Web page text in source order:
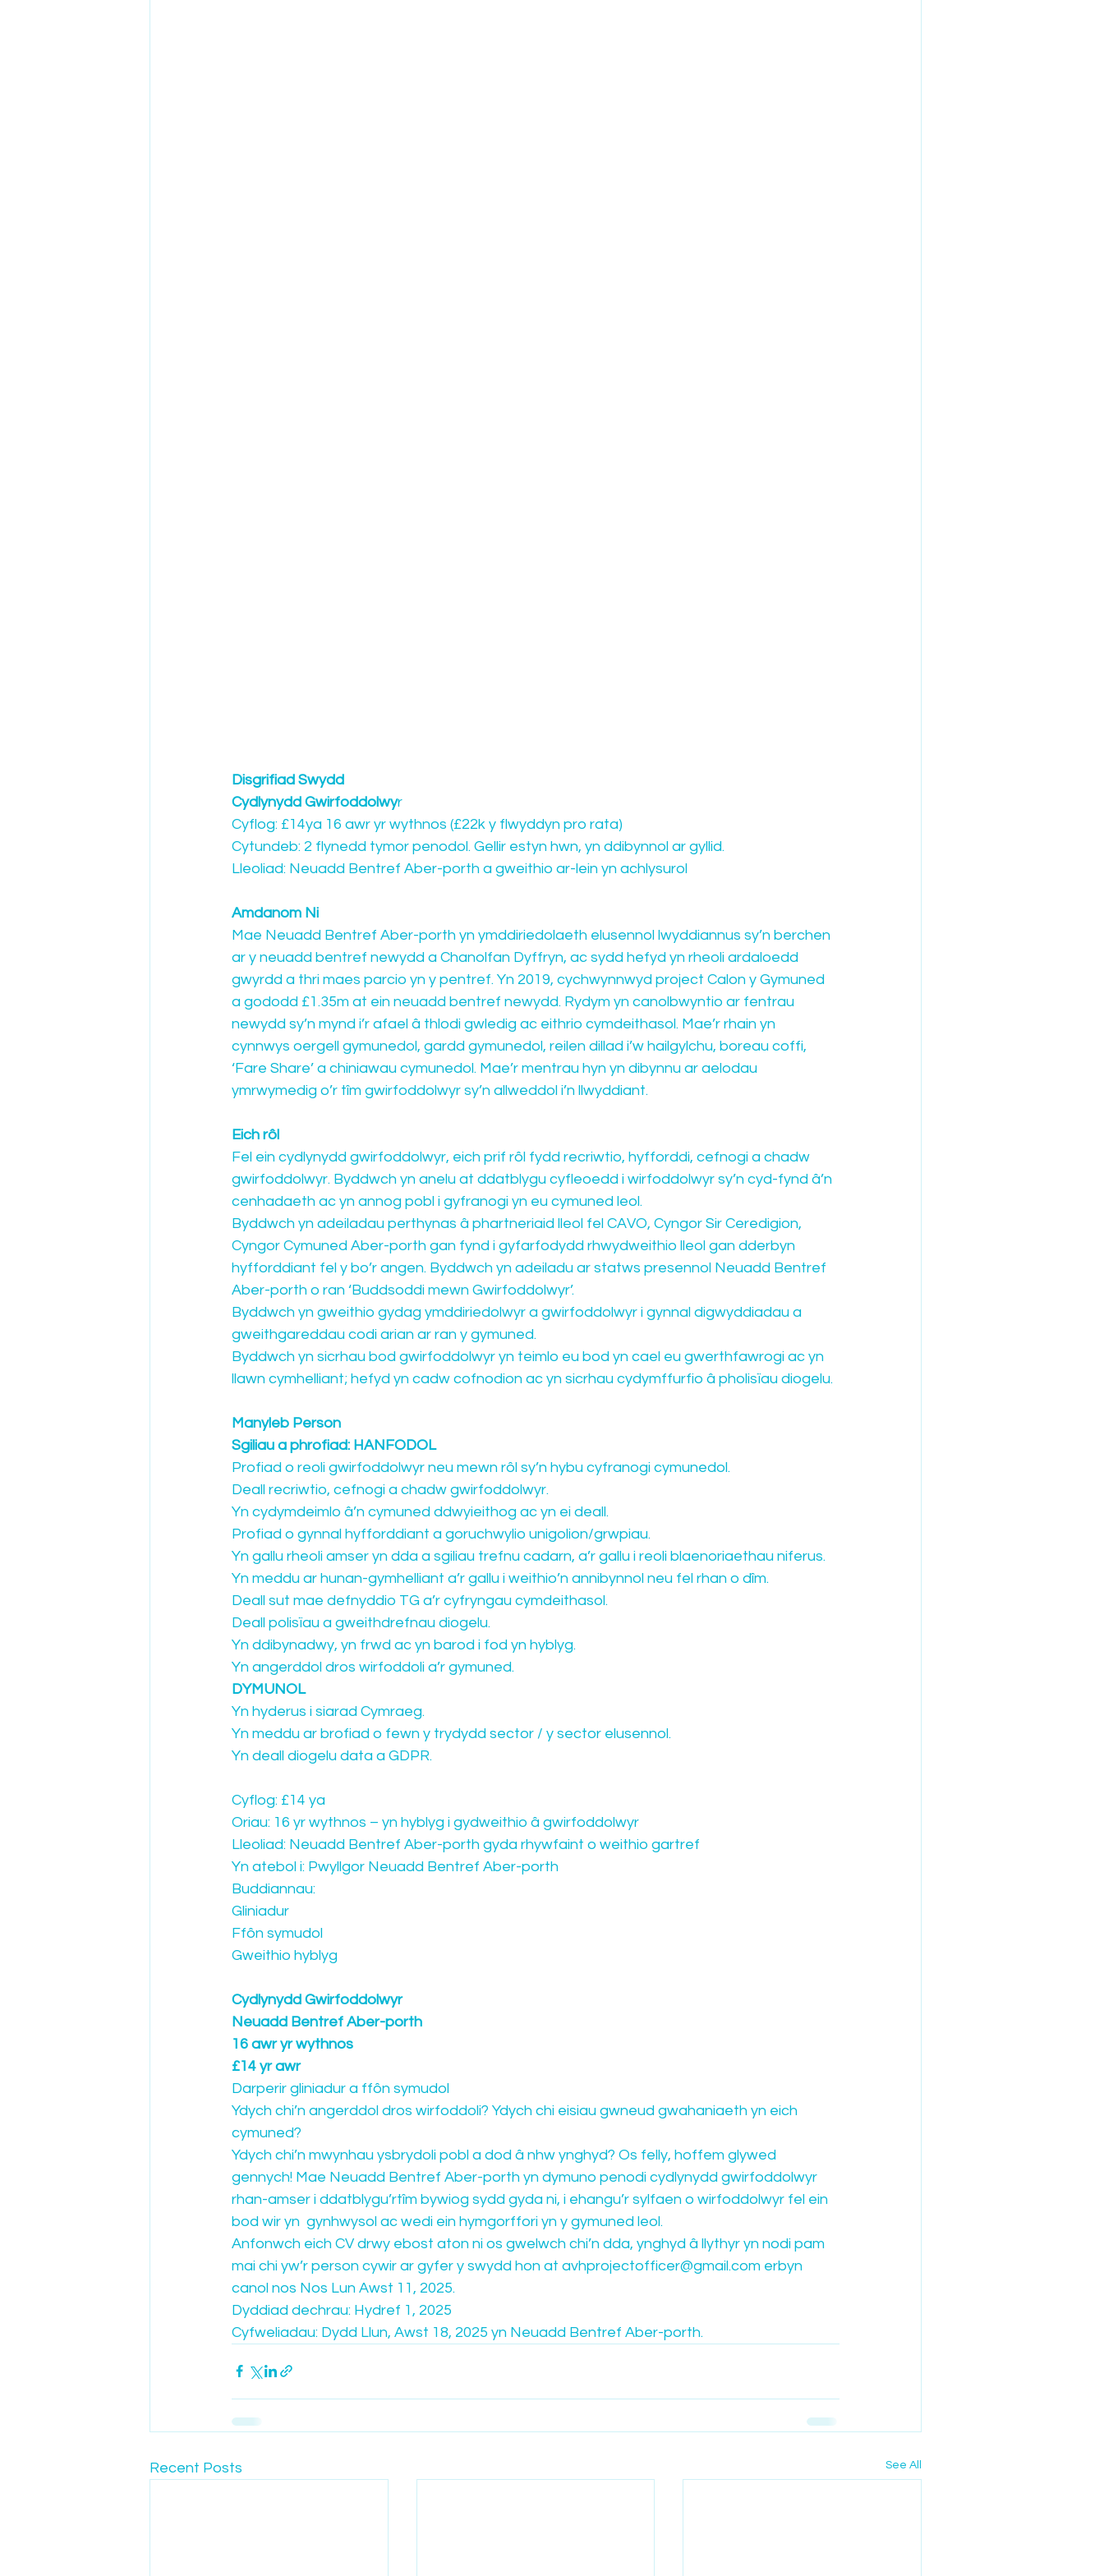
Disgrifiad Swydd
Cydlynydd Gwirfoddolwyr
Cyflog: £14ya 16 awr yr wythnos (£22k y flwyddyn pro rata)
Cytundeb: 2 flynedd tymor penodol. Gellir estyn hwn, yn ddibynnol ar gyllid.
Lleoliad: Neuadd Bentref Aber-porth a gweithio ar-lein yn achlysurol
Amdanom Ni
Mae Neuadd Bentref Aber-porth yn ymddiriedolaeth elusennol lwyddiannus sy’n berchen
ar y neuadd bentref newydd a Chanolfan Dyffryn, ac sydd hefyd yn rheoli ardaloedd
gwyrdd a thri maes parcio yn y pentref. Yn 2019, cychwynnwyd project Calon y Gymuned
a gododd £1.35m at ein neuadd bentref newydd. Rydym yn canolbwyntio ar fentrau
newydd sy’n mynd i’r afael â thlodi gwledig ac eithrio cymdeithasol. Mae’r rhain yn
cynnwys oergell gymunedol, gardd gymunedol, reilen dillad i’w hailgylchu, boreau coffi,
‘Fare Share’ a chiniawau cymunedol. Mae’r mentrau hyn yn dibynnu ar aelodau
ymrwymedig o’r tîm gwirfoddolwyr sy’n allweddol i’n llwyddiant.
Eich rôl
Fel ein cydlynydd gwirfoddolwyr, eich prif rôl fydd recriwtio, hyfforddi, cefnogi a chadw
gwirfoddolwyr. Byddwch yn anelu at ddatblygu cyfleoedd i wirfoddolwyr sy’n cyd-fynd â’n
cenhadaeth ac yn annog pobl i gyfranogi yn eu cymuned leol.
Byddwch yn adeiladau perthynas â phartneriaid lleol fel CAVO, Cyngor Sir Ceredigion,
Cyngor Cymuned Aber-porth gan fynd i gyfarfodydd rhwydweithio lleol gan dderbyn
hyfforddiant fel y bo’r angen. Byddwch yn adeiladu ar statws presennol Neuadd Bentref
Aber-porth o ran ‘Buddsoddi mewn Gwirfoddolwyr’.
Byddwch yn gweithio gydag ymddiriedolwyr a gwirfoddolwyr i gynnal digwyddiadau a
gweithgareddau codi arian ar ran y gymuned.
Byddwch yn sicrhau bod gwirfoddolwyr yn teimlo eu bod yn cael eu gwerthfawrogi ac yn
llawn cymhelliant; hefyd yn cadw cofnodion ac yn sicrhau cydymffurfio â pholisïau diogelu.
Manyleb Person
Sgiliau a phrofiad: HANFODOL
Profiad o reoli gwirfoddolwyr neu mewn rôl sy’n hybu cyfranogi cymunedol.
Deall recriwtio, cefnogi a chadw gwirfoddolwyr.
Yn cydymdeimlo â’n cymuned ddwyieithog ac yn ei deall.
Profiad o gynnal hyfforddiant a goruchwylio unigolion/grwpiau.
Yn gallu rheoli amser yn dda a sgiliau trefnu cadarn, a’r gallu i reoli blaenoriaethau niferus.
Yn meddu ar hunan-gymhelliant a’r gallu i weithio’n annibynnol neu fel rhan o dîm.
Deall sut mae defnyddio TG a’r cyfryngau cymdeithasol.
Deall polisïau a gweithdrefnau diogelu.
Yn ddibynadwy, yn frwd ac yn barod i fod yn hyblyg.
Yn angerddol dros wirfoddoli a’r gymuned.
DYMUNOL
Yn hyderus i siarad Cymraeg.
Yn meddu ar brofiad o fewn y trydydd sector / y sector elusennol.
Yn deall diogelu data a GDPR.
Cyflog: £14 ya
Oriau: 16 yr wythnos – yn hyblyg i gydweithio â gwirfoddolwyr
Lleoliad: Neuadd Bentref Aber-porth gyda rhywfaint o weithio gartref
Yn atebol i: Pwyllgor Neuadd Bentref Aber-porth
Buddiannau:
Gliniadur
Ffôn symudol
Gweithio hyblyg
Cydlynydd Gwirfoddolwyr
Neuadd Bentref Aber-porth
16 awr yr wythnos
£14 yr awr
Darperir gliniadur a ffôn symudol
Ydych chi’n angerddol dros wirfoddoli? Ydych chi eisiau gwneud gwahaniaeth yn eich
cymuned?
Ydych chi’n mwynhau ysbrydoli pobl a dod â nhw ynghyd? Os felly, hoffem glywed
gennych! Mae Neuadd Bentref Aber-porth yn dymuno penodi cydlynydd gwirfoddolwyr
rhan-amser i ddatblygu’rtîm bywiog sydd gyda ni, i ehangu’r sylfaen o wirfoddolwyr fel ein
bod wir yn  gynhwysol ac wedi ein hymgorffori yn y gymuned leol.
Anfonwch eich CV drwy ebost aton ni os gwelwch chi’n dda, ynghyd â llythyr yn nodi pam
mai chi yw’r person cywir ar gyfer y swydd hon at avhprojectofficer@gmail.com erbyn
canol nos Nos Lun Awst 11, 2025.
Dyddiad dechrau: Hydref 1, 2025
Cyfweliadau: Dydd Llun, Awst 18, 2025 yn Neuadd Bentref Aber-porth.
Recent Posts See All